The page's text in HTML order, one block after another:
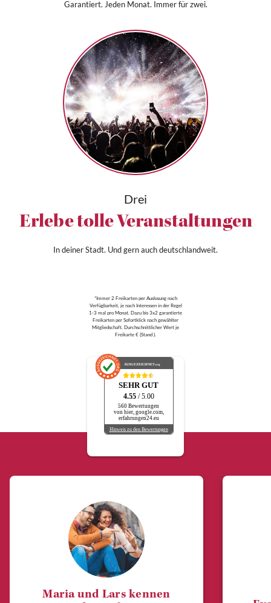
Garantiert. Jeden Monat. Immer für zwei.
Drei
Erlebe tolle Veranstaltungen
In deiner Stadt. Und gern auch deutschlandweit.
*Immer 2 Freikarten per Auslosung nach
Verfügbarkeit, je nach Interessen in der Regel
1-3 mal pro Monat. Dazu bis 3x2 garantierte
Freikarten per Sofortklick nach gewählter
Mitgliedschaft. Durchschnittlicher Wert je
Freikarte € (Stand ).
AUSGEZEICHNET.org
SEHR GUT
4.55 / 5.00
560 Bewertungen
von hier, google.com,
erfahrungen24.eu
Hinweis zu den Bewertungen
Maria und Lars kennen